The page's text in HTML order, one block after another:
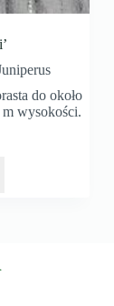
do około
wysokości.